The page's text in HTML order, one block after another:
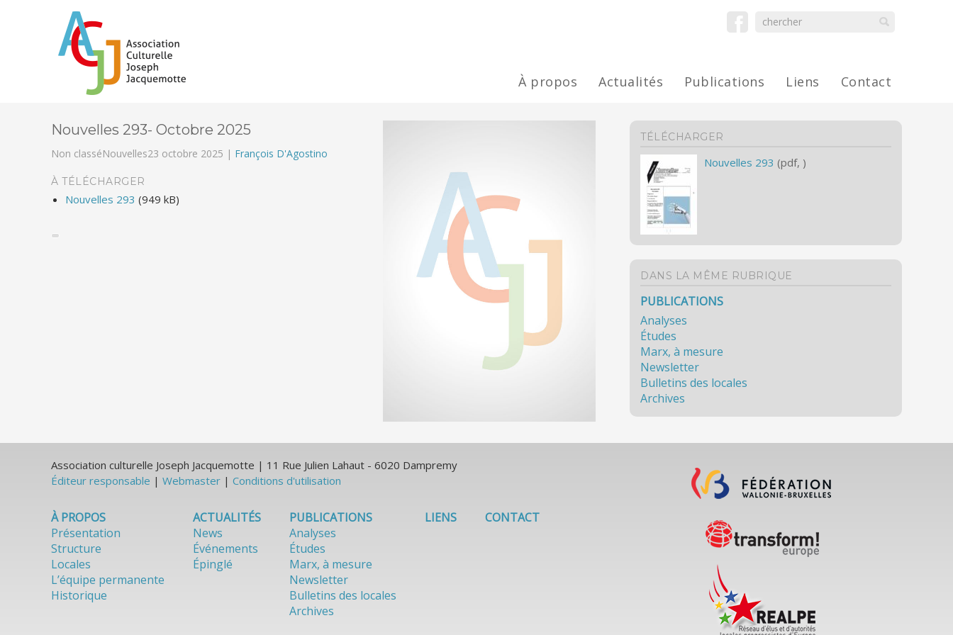
À propos Actualités Publications Liens Contact
Nouvelles 293- Octobre 2025
Non classéNouvelles23 octobre 2025 | François D'Agostino
À TÉLÉCHARGER
Nouvelles 293 (949 kB)
TÉLÉCHARGER
Nouvelles 293 (pdf, )
DANS LA MÊME RUBRIQUE
PUBLICATIONS
Analyses
Études
Marx, à mesure
Newsletter
Bulletins des locales
Archives
Association culturelle Joseph Jacquemotte | 11 Rue Julien Lahaut - 6020 Dampremy
Éditeur responsable | Webmaster | Conditions d'utilisation
À PROPOS
Présentation
Structure
Locales
L’équipe permanente
Historique
ACTUALITÉS
News
Événements
Épinglé
PUBLICATIONS
Analyses
Études
Marx, à mesure
Newsletter
Bulletins des locales
Archives
LIENS CONTACT